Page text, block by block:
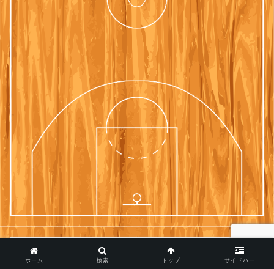
ホーム 検索 トップ サイドバー